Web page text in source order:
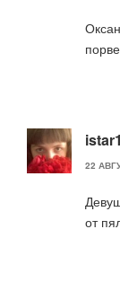
istar1
22
от